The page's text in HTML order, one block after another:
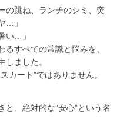
の跳ね、ランチのシミ、突
…」
い…」
すべての常識と悩みを、
ました。
カート”ではありません。
、絶対的な”安心”という名